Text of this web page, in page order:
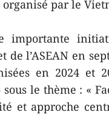
organisé par le
importante
l’ASEAN en
en 2024 et
le thème : «
et approche